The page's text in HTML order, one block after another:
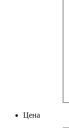
Цена